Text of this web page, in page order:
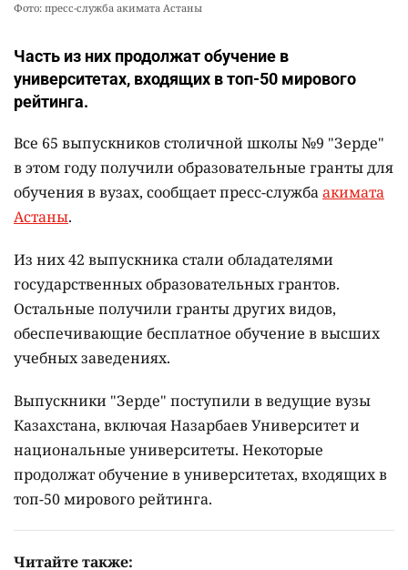
Фото: пресс-служба акимата Астаны
Часть из них продолжат обучение в
университетах, входящих в топ-50 мирового
рейтинга.
Все 65 выпускников столичной школы №9 "Зерде"
в этом году получили образовательные гранты для
обучения в вузах, сообщает пресс-службаакимата
Астаны.
Из них 42 выпускника стали обладателями
государственных образовательных грантов.
Остальные получили гранты других видов,
обеспечивающие бесплатное обучение в высших
учебных заведениях.
Выпускники "Зерде" поступили в ведущие вузы
Казахстана, включая Назарбаев Университет и
национальные университеты. Некоторые
продолжат обучение в университетах, входящих в
топ-50 мирового рейтинга.
Читайте также: